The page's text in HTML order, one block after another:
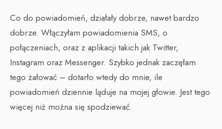
Co do powiadomień, działały dobrze, nawet bardzo
dobrze. Włączyłam powiadomienia SMS, o
połączeniach, oraz z aplikacji takich jak Twitter,
Instagram oraz Messenger. Szybko jednak zaczęłam
tego żałować – dotarło wtedy do mnie, ile
powiadomień dziennie ląduje na mojej głowie. Jest tego
więcej niż można się spodziewać.